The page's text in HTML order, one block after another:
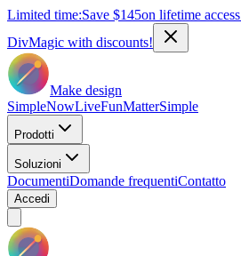
Limited time:Save $145on lifetime access
DivMagic with discounts!
Make design
SimpleNowLiveFunMatterSimple
Prodotti
Soluzioni
DocumentiDomande frequentiContatto
Accedi